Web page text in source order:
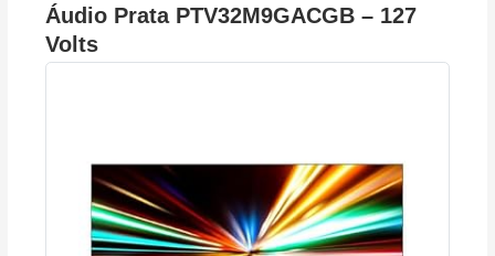
Áudio Prata PTV32M9GACGB – 127
Volts